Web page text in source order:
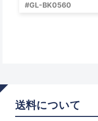
#GL-BK0560
送料について